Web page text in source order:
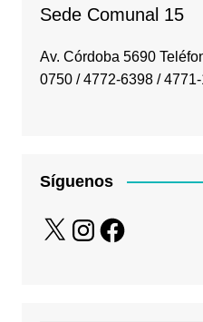
Sede Comunal 15
Av. Córdoba 5690
0750 / 4772-6398 /
Síguenos
X InstagramFacebook